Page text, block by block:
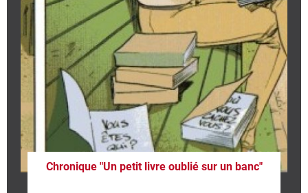
Chronique "Un petit livre oublié sur un banc"